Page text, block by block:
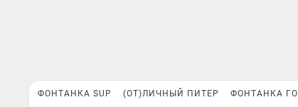
ФОНТАНКА SUP (ОТ)ЛИЧНЫЙ ПИТЕР ФОНТАНКА ГО